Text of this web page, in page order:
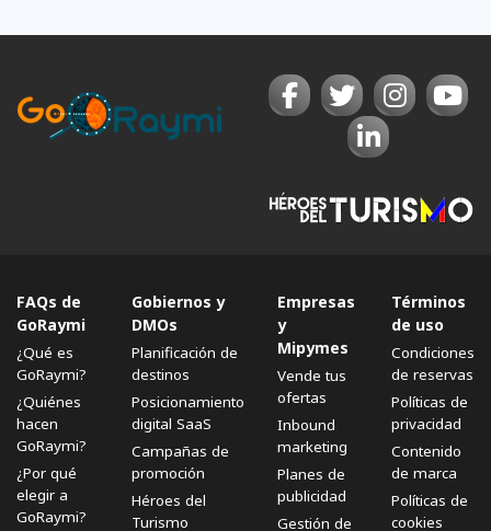
FAQs de
GoRaymi
¿Qué es
GoRaymi?
¿Quiénes
hacen
GoRaymi?
¿Por qué
elegir a
GoRaymi?
Gobiernos y
DMOs
Planificación de
destinos
Posicionamiento
digital SaaS
Campañas de
promoción
Héroes del
Turismo
Empresas
y
Mipymes
Vende tus
ofertas
Inbound
marketing
Planes de
publicidad
Gestión de
Términos
de uso
Condiciones
de reservas
Políticas de
privacidad
Contenido
de marca
Políticas de
cookies